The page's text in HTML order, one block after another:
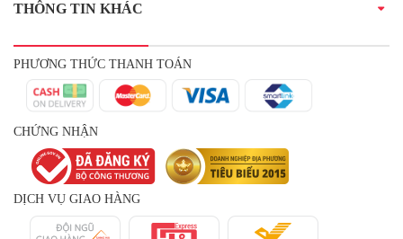
THÔNG TIN KHÁC
PHƯƠNG THỨC THANH TOÁN
CHỨNG NHẬN
DỊCH VỤ GIAO HÀNG